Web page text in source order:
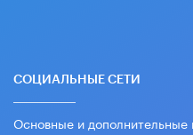
СОЦИАЛЬНЫЕ СЕТИ
Основные и